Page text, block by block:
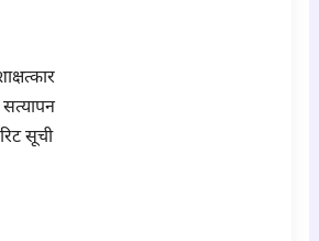
सूची